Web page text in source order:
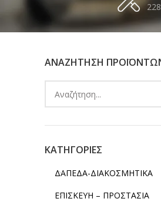
ΑΝΑΖΗΤΗΣΗ
ΚΑΤΗΓΟΡΙΕΣ
ΔΑΠΕΔΑ-ΔΙΑΚΟΣΜΗΤΙΚΑ
ΕΠΙΣΚΕΥΗ – ΠΡΟΣΤΑΣΙΑ